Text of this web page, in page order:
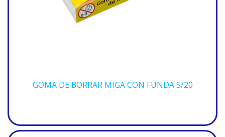
GOMA DE BORRAR MIGA CON FUNDA S/20